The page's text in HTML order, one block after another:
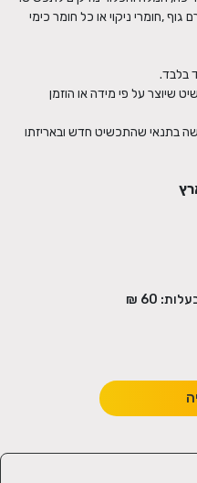
,חומרי ניקוי או כל חומר כימי
שיוצר על פי מידה או הוזמן
בתנאי שהתכשיט חדש ובאריזתו